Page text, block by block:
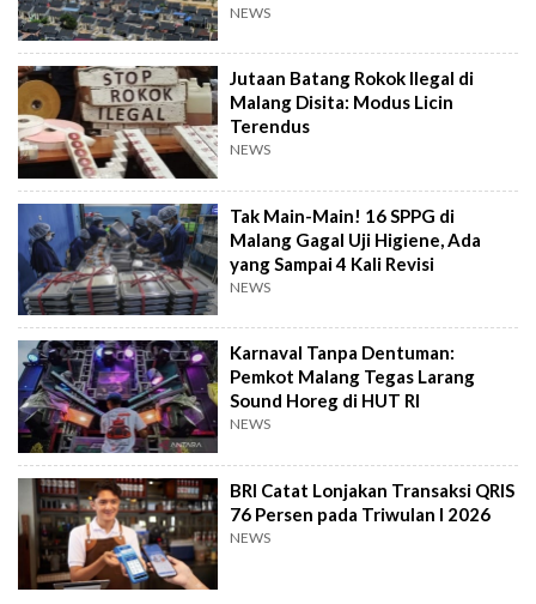
NEWS
Jutaan Batang Rokok Ilegal di
Malang Disita: Modus Licin
Terendus
NEWS
Tak Main-Main! 16 SPPG di
Malang Gagal Uji Higiene, Ada
yang Sampai 4 Kali Revisi
NEWS
Karnaval Tanpa Dentuman:
Pemkot Malang Tegas Larang
Sound Horeg di HUT RI
NEWS
BRI Catat Lonjakan Transaksi QRIS
76 Persen pada Triwulan I 2026
NEWS